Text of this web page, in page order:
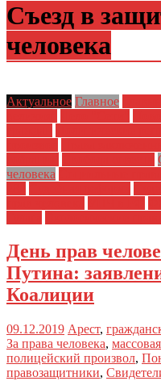
Съезд в
человека
Актуальное Главное
человека
День прав
Путина:
Коалиции
09.12.2019 Арест,
За права человека,
полицейский произвол,
правозащитники,